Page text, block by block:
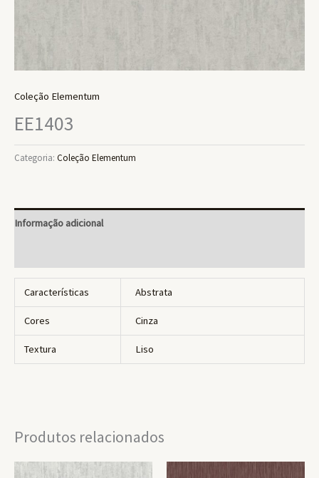
Coleção Elementum
EE1403
Categoria: Coleção Elementum
Informação adicional
Características Abstrata
Cores Cinza
Textura Liso
Produtos relacionados